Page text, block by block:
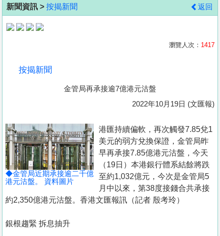
地
產
置
業
手
冊
關
我
新聞資訊 > 按揭新聞 返回
瀏覽人次： 1417
按揭新聞
金管局再承接逾7億港元沽盤
2022年10月19日 (文匯報)
◆金管局近期承接逾二千億
港元沽盤。 資料圖片
港匯持續偏軟，再次觸發7.85兌1
美元的弱方兌換保證，金管局昨
早再承接7.85億港元沽盤，今天
（19日）本港銀行體系結餘將跌
至約1,032億元，今次是金管局5
月中以來，第38度接錢合共承接
約2,350億港元沽盤。香港文匯報訊（記者 殷考玲）
銀根趨緊 拆息抽升